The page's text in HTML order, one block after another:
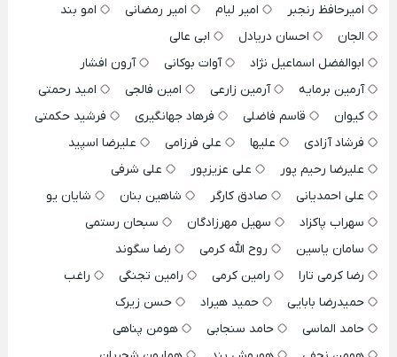
امیرحافظ رنجبر
امیر لیام امیر رمضانی
امو بند
الجان
احسان دریادل
ابی عالی
ابوالفضل اسماعیل نژاد
آوات بوکانی
آرون افشار
آرمین برمایه
آرمین زارعی امین فالجی
امید رحمتی
کیوان
قاسم فاضلی فرهاد جهانگیری
فرشید حکمتی
فرشاد آزادی
علیها علی فرزامی
علیرضا اسپید
علیرضا رحیم پور
علی عزیزپور
علی شرفی
علی احمدیانی
صادق کارگر شاهین بنان
شایان یو
سهراب پاکزاد
سهیل مهرزادگان
سبحان رستمی
سامان یاسین
روح الله کرمی
رضا سگوند
رضا کرمی تارا
رامین کرمی رامین تجنگی
راغب
حمیدرضا بابایی
حمید هیراد
حسن زیرک
حامد الماسی
حامد سنجابی
هومن پناهی